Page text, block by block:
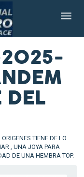
DEL
TIENE DE LO
, UNA JOYA PARA
DE UNA HEMBRA TOP.